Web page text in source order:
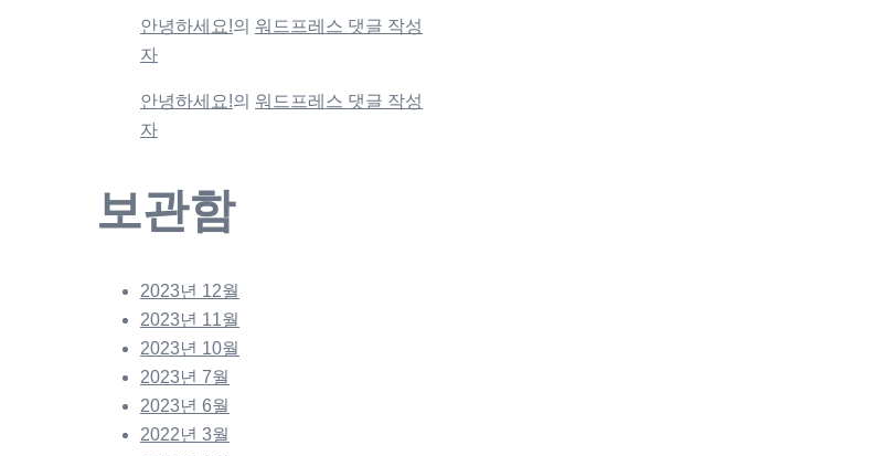
안녕하세요!의 워드프레스 댓글 작성
자
안녕하세요!의 워드프레스 댓글 작성
자
보관함
2023년 12월
2023년 11월
2023년 10월
2023년 7월
2023년 6월
2022년 3월